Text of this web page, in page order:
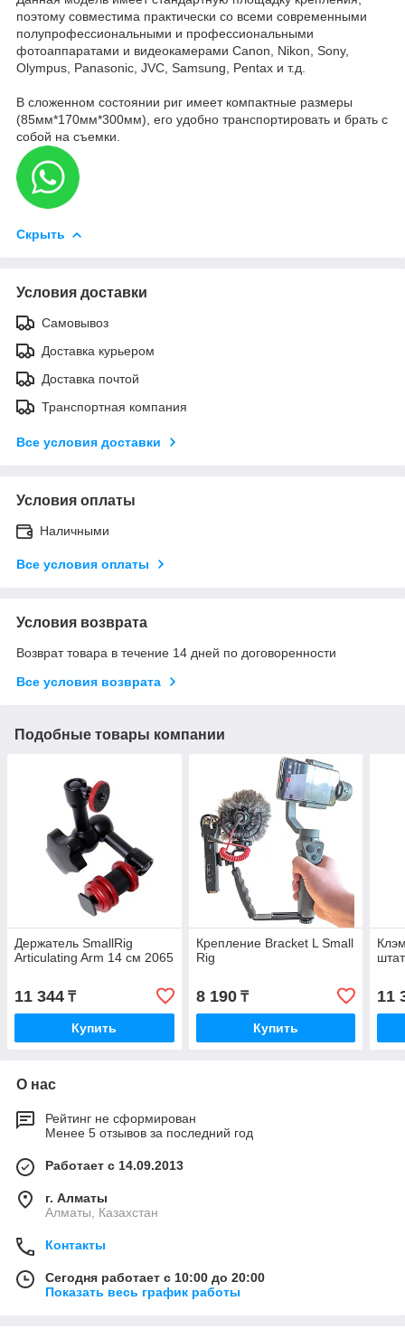
поэтому совместима практически со всеми современными
полупрофессиональными и профессиональными
фотоаппаратами и видеокамерами Canon, Nikon, Sony,
Olympus, Panasonic, JVC, Samsung, Pentax и т.д.
В сложенном состоянии риг имеет компактные размеры
(85мм*170мм*300мм), его удобно транспортировать и брать с
собой на съемки.
Скрыть
Условия доставки
Самовывоз
Доставка курьером
Доставка почтой
Транспортная компания
Все условия доставки
Условия оплаты
Наличными
Все условия оплаты
Условия возврата
Возврат товара в течение 14 дней по договоренности
Все условия возврата
Подобные товары компании
Держатель SmallRig
Articulating Arm 14 см 2065
11 344 ₸
Купить
Крепление Bracket L Small
Rig
8 190₸
Купить
11
О нас
Рейтинг не сформирован
Менее 5 отзывов за последний год
Работает с 14.09.2013
г. Алматы
Алматы, Казахстан
Контакты
Сегодня работает с 10:00 до 20:00
Показать весь график работы